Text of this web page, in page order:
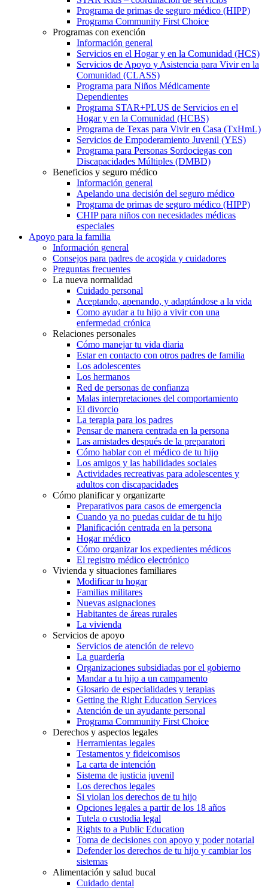
Programa de primas de seguro médico (HIPP)
Programa Community First Choice
Programas con exención
Información general
Servicios en el Hogar y en la Comunidad (HCS)
Servicios de Apoyo y Asistencia para Vivir en la
Comunidad (CLASS)
Programa para Niños Médicamente
Dependientes
Programa STAR+PLUS de Servicios en el
Hogar y en la Comunidad (HCBS)
Programa de Texas para Vivir en Casa (TxHmL)
Servicios de Empoderamiento Juvenil (YES)
Programa para Personas Sordociegas con
Discapacidades Múltiples (DMBD)
Beneficios y seguro médico
Información general
Apelando una decisión del seguro médico
Programa de primas de seguro médico (HIPP)
CHIP para niños con necesidades médicas
especiales
Apoyo para la familia
Información general
Consejos para padres de acogida y cuidadores
Preguntas frecuentes
La nueva normalidad
Cuidado personal
Aceptando, apenando, y adaptándose a la vida
Como ayudar a tu hijo a vivir con una
enfermedad crónica
Relaciones personales
Cómo manejar tu vida diaria
Estar en contacto con otros padres de familia
Los adolescentes
Los hermanos
Red de personas de confianza
Malas interpretaciones del comportamiento
El divorcio
La terapia para los padres
Pensar de manera centrada en la persona
Las amistades después de la preparatori
Cómo hablar con el médico de tu hijo
Los amigos y las habilidades sociales
Actividades recreativas para adolescentes y
adultos con discapacidades
Cómo planificar y organizarte
Preparativos para casos de emergencia
Cuando ya no puedas cuidar de tu hijo
Planificación centrada en la persona
Hogar médico
Cómo organizar los expedientes médicos
El registro médico electrónico
Vivienda y situaciones familiares
Modificar tu hogar
Familias militares
Nuevas asignaciones
Habitantes de áreas rurales
La vivienda
Servicios de apoyo
Servicios de atención de relevo
La guardería
Organizaciones subsidiadas por el gobierno
Mandar a tu hijo a un campamento
Glosario de especialidades y terapias
Getting the Right Education Services
Atención de un ayudante personal
Programa Community First Choice
Derechos y aspectos legales
Herramientas legales
Testamentos y fideicomisos
La carta de intención
Sistema de justicia juvenil
Los derechos legales
Si violan los derechos de tu hijo
Opciones legales a partir de los 18 años
Tutela o custodia legal
Rights to a Public Education
Toma de decisiones con apoyo y poder notarial
Defender los derechos de tu hijo y cambiar los
sistemas
Alimentación y salud bucal
Cuidado dental